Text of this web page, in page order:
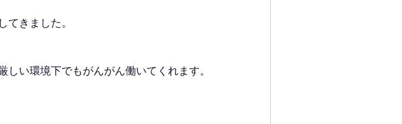
きました。
い環境下でもがんがん働いてくれます。